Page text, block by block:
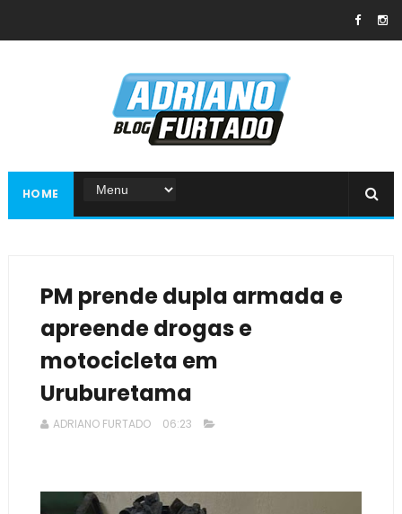
HOME
PM prende dupla armada e
apreende drogas e
motocicleta em
Uruburetama
ADRIANO FURTADO 06:23